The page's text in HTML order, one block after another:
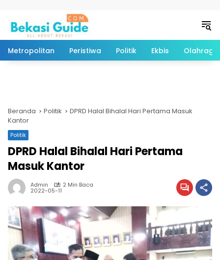
Metropolitan Peristiwa Politik Ekbis Olahraga
Beranda Politik
DPRD Halal Bihalal Hari Pertama Masuk
Kantor
Politik
DPRD Halal Bihalal Hari Pertama
Masuk Kantor
Admin 2 Min Baca
2022-05-11